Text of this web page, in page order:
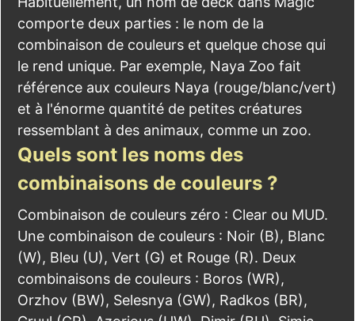
comporte deux parties : le nom de la
combinaison de couleurs et quelque chose qui
le rend unique. Par exemple, Naya Zoo fait
référence aux couleurs Naya (rouge/blanc/vert)
et à l'énorme quantité de petites créatures
ressemblant à des animaux, comme un zoo.
Quels sont les noms des
combinaisons de couleurs ?
Combinaison de couleurs zéro : Clear ou MUD.
Une combinaison de couleurs : Noir (B), Blanc
(W), Bleu (U), Vert (G) et Rouge (R). Deux
combinaisons de couleurs : Boros (WR),
Orzhov (BW), Selesnya (GW), Radkos (BR),